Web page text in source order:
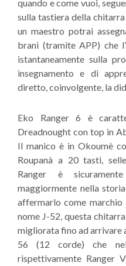
quando e come vuoi,
sulla tastiera della
un maestro potrai
brani (tramite APP) che
istantaneamente sulla
insegnamento e di
diretto, coinvolgente, la
Eko Ranger 6 è
Dreadnought con top in
Il manico è in Okoumè
Roupanà a 20 tasti,
Ranger è
maggiormente nella
affermarlo come
nome J-52, questa
migliorata fino ad arrivare
56 (12 corde) che
rispettivamente Ranger